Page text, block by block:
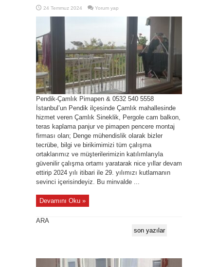
24 Temmuz 2024 Yorum yap
Pendik-Çamlık Pimapen & 0532 540 5558
İstanbul’un Pendik ilçesinde Çamlık mahallesinde
hizmet veren Çamlık Sineklik, Pergole cam balkon,
teras kaplama panjur ve pimapen pencere montaj
firması olan; Denge mühendislik olarak bizler
tecrübe, bilgi ve birikimimizi tüm çalışma
ortaklarımız ve müşterilerimizin katılımlarıyla
güvenilir çalışma ortamı yaratarak nice yıllar devam
ettirip 2024 yılı itibari ile 29. yılımızı kutlamanın
sevinci içerisindeyiz. Bu minvalde ...
Devamını Oku »
ARA
son yazılar